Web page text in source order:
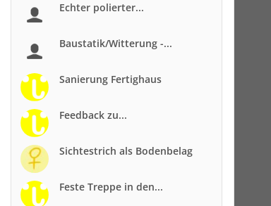
Echter polierter...
Baustatik/Witterung -...
Sanierung Fertighaus
Feedback zu...
Sichtestrich als Bodenbelag
Feste Treppe in den...